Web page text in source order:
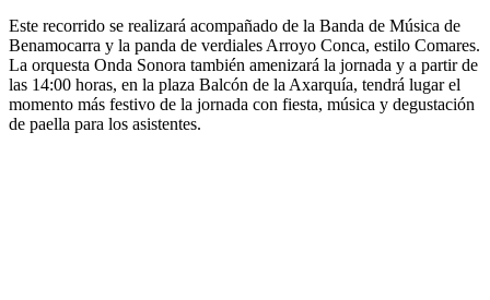
Este recorrido se realizará acompañado de la Banda de Música de
Benamocarra y la panda de verdiales Arroyo Conca, estilo Comares.
La orquesta Onda Sonora también amenizará la jornada y a partir de
las 14:00 horas, en la plaza Balcón de la Axarquía, tendrá lugar el
momento más festivo de la jornada con fiesta, música y degustación
de paella para los asistentes.